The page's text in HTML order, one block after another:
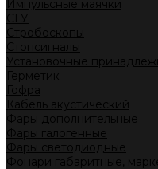
Импульсные маячки
СГУ
Стробоскопы
Стопсигналы
Установочные
Герметик
Гофра
Кабель акустический
Фары дополнительные
Фары галогенные
Фары светодиодные
Фонари габаритные,